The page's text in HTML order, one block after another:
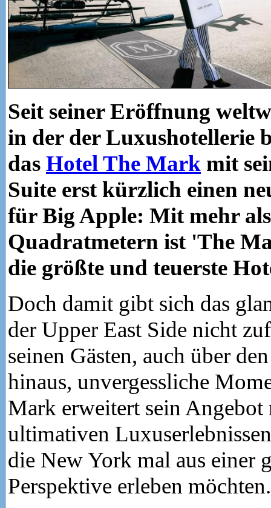
Seit seiner Eröffnung
in der der Luxushotellerie
das Hotel The Mark mit
Suite erst kürzlich einen
für Big Apple: Mit mehr
Quadratmetern ist 'The
die größte und teuerste
Doch damit gibt sich das
der Upper East Side nicht
seinen Gästen, auch über
hinaus, unvergessliche
Mark erweitert sein
ultimativen
die New York mal aus einer
Perspektive erleben möchten.